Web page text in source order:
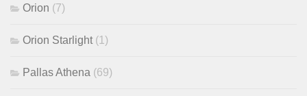
Orion (7)
Orion Starlight(1)
Pallas Athena (69)